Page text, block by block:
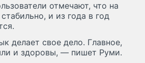
отмечают, что на
и из года в год
делает свое дело. Главное,
и здоровы, — пишет Руми.